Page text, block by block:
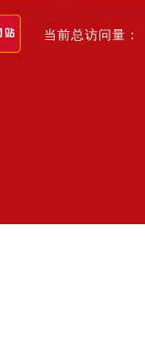
当前总访问量：